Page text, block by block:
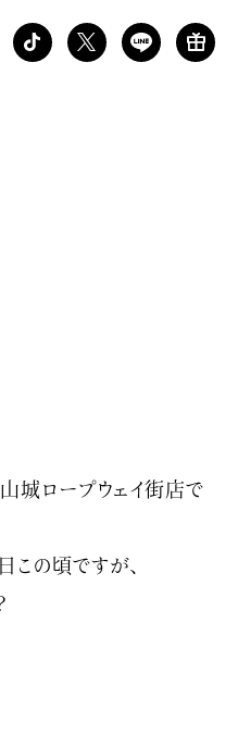
城ロープウェイ街店で
この頃ですが、⁡